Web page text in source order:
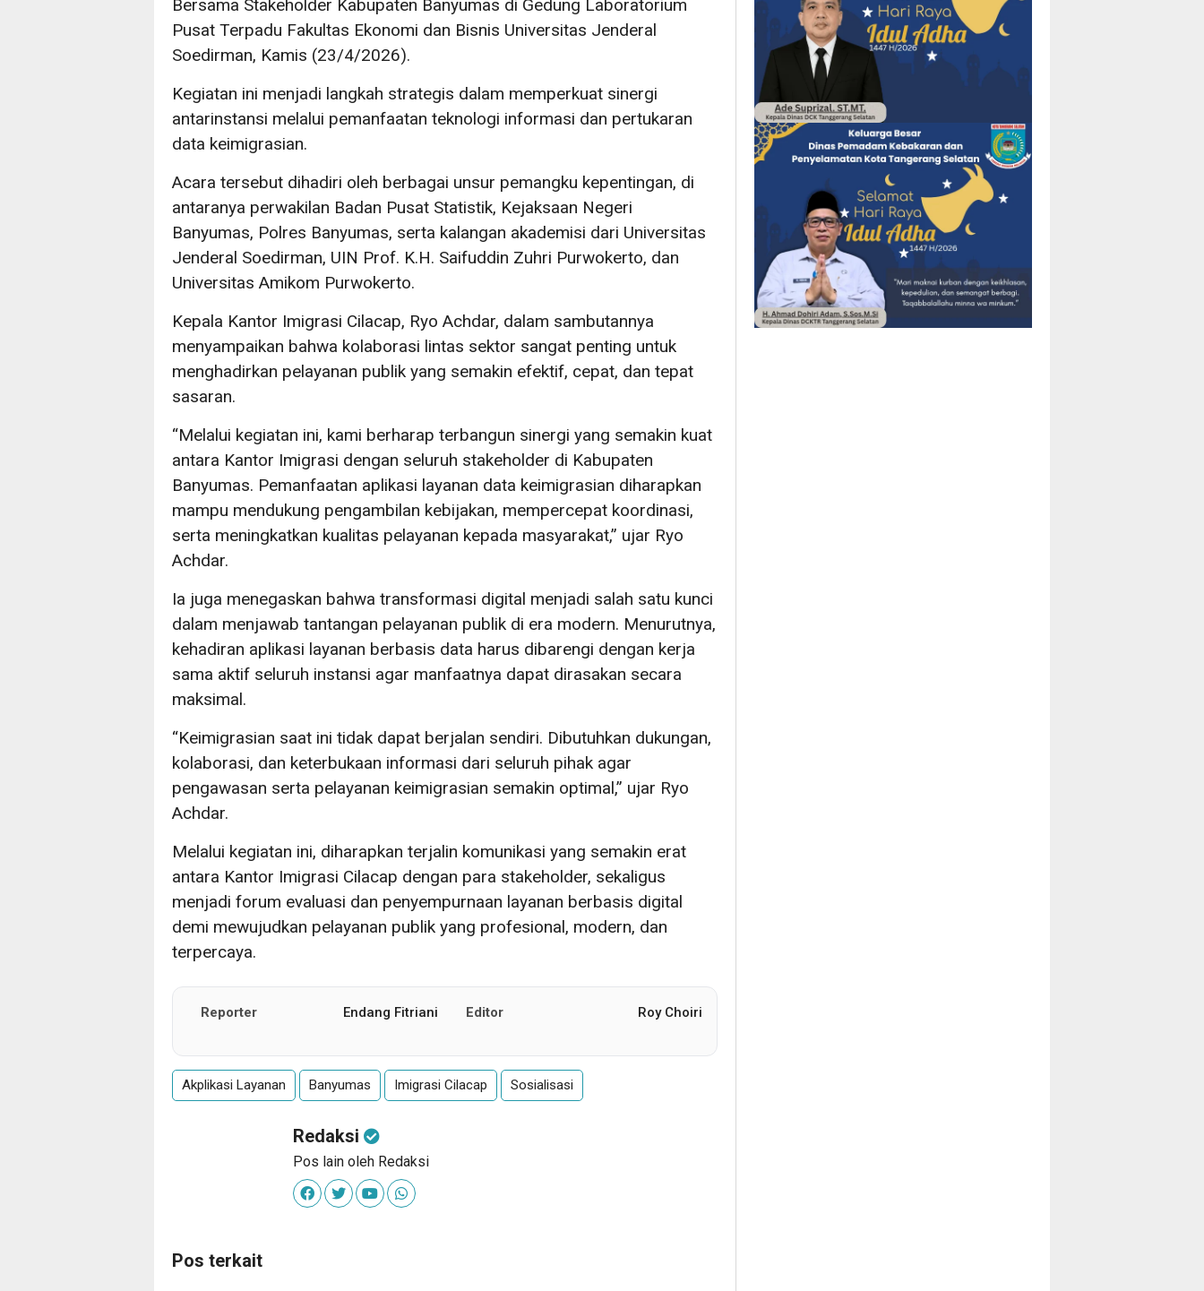
Bersama Stakeholder Kabupaten Banyumas di Gedung Laboratorium
Pusat Terpadu Fakultas Ekonomi dan Bisnis Universitas Jenderal
Soedirman, Kamis (23/4/2026).
Kegiatan ini menjadi langkah strategis dalam memperkuat sinergi
antarinstansi melalui pemanfaatan teknologi informasi dan pertukaran
data keimigrasian.
Acara tersebut dihadiri oleh berbagai unsur pemangku kepentingan, di
antaranya perwakilan Badan Pusat Statistik, Kejaksaan Negeri
Banyumas, Polres Banyumas, serta kalangan akademisi dari Universitas
Jenderal Soedirman, UIN Prof. K.H. Saifuddin Zuhri Purwokerto, dan
Universitas Amikom Purwokerto.
Kepala Kantor Imigrasi Cilacap, Ryo Achdar, dalam sambutannya
menyampaikan bahwa kolaborasi lintas sektor sangat penting untuk
menghadirkan pelayanan publik yang semakin efektif, cepat, dan tepat
sasaran.
“Melalui kegiatan ini, kami berharap terbangun sinergi yang semakin kuat
antara Kantor Imigrasi dengan seluruh stakeholder di Kabupaten
Banyumas. Pemanfaatan aplikasi layanan data keimigrasian diharapkan
mampu mendukung pengambilan kebijakan, mempercepat koordinasi,
serta meningkatkan kualitas pelayanan kepada masyarakat,” ujar Ryo
Achdar.
Ia juga menegaskan bahwa transformasi digital menjadi salah satu kunci
dalam menjawab tantangan pelayanan publik di era modern. Menurutnya,
kehadiran aplikasi layanan berbasis data harus dibarengi dengan kerja
sama aktif seluruh instansi agar manfaatnya dapat dirasakan secara
maksimal.
“Keimigrasian saat ini tidak dapat berjalan sendiri. Dibutuhkan dukungan,
kolaborasi, dan keterbukaan informasi dari seluruh pihak agar
pengawasan serta pelayanan keimigrasian semakin optimal,” ujar Ryo
Achdar.
Melalui kegiatan ini, diharapkan terjalin komunikasi yang semakin erat
antara Kantor Imigrasi Cilacap dengan para stakeholder, sekaligus
menjadi forum evaluasi dan penyempurnaan layanan berbasis digital
demi mewujudkan pelayanan publik yang profesional, modern, dan
terpercaya.
Reporter Endang Fitriani Editor Roy Choiri
Akplikasi Layanan Banyumas Imigrasi Cilacap Sosialisasi
Redaksi
Pos lain oleh Redaksi
Pos terkait